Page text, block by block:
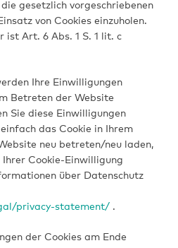
gesetzlich vorgeschriebenen
von Cookies einzuholen.
ist Art. 6 Abs. 1 S. 1 lit. c
Ihre Einwilligungen
Betreten der Website
Sie diese Einwilligungen
das Cookie in Ihrem
neu betreten/neu laden,
Cookie-Einwilligung
über Datenschutz
privacy-statement/ .
der Cookies am Ende